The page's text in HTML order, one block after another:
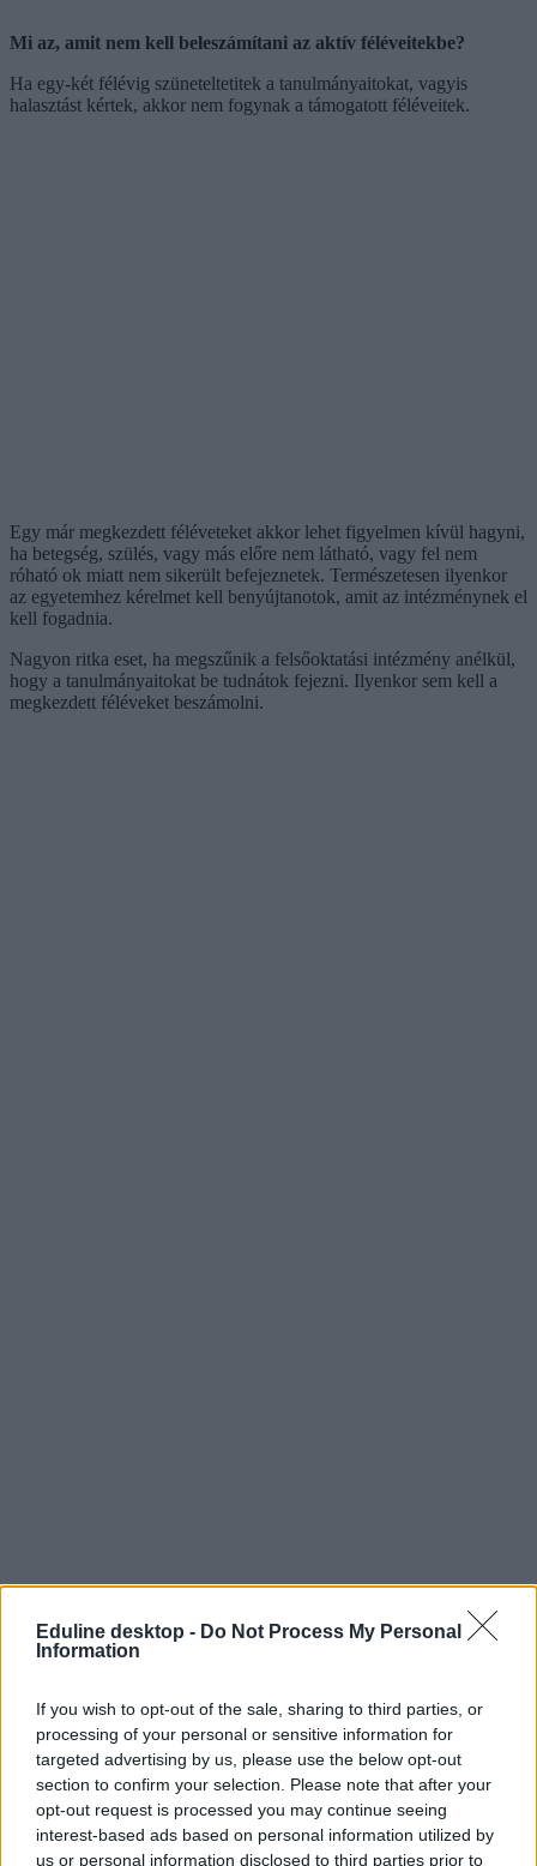
Eduline desktop - Do Not Process My Personal
Information
If you wish to opt-out of the sale, sharing to third parties, or
processing of your personal or sensitive information for
targeted advertising by us, please use the below opt-out
section to confirm your selection. Please note that after your
opt-out request is processed you may continue seeing
interest-based ads based on personal information utilized by
us or personal information disclosed to third parties prior to
Mi az, amit nem kell beleszámítani az aktív féléveitekbe?
Ha egy-két félévig szüneteltetitek a tanulmányaitokat, vagyis
halasztást kértek, akkor nem fogynak a támogatott féléveitek.
Egy már megkezdett féléveteket akkor lehet figyelmen kívül hagyni,
ha betegség, szülés, vagy más előre nem látható, vagy fel nem
róható ok miatt nem sikerült befejeznetek. Természetesen ilyenkor
az egyetemhez kérelmet kell benyújtanotok, amit az intézménynek el
kell fogadnia.
Nagyon ritka eset, ha megszűnik a felsőoktatási intézmény anélkül,
hogy a tanulmányaitokat be tudnátok fejezni. Ilyenkor sem kell a
megkezdett féléveket beszámolni.
Tetszett a cikk? Kövess minket a Facebookon is, és nem fogsz